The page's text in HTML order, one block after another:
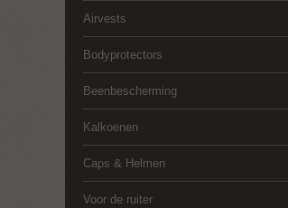
Airvests
Bodyprotectors
Beenbescherming
Kalkoenen
Caps & Helmen
Voor de ruiter